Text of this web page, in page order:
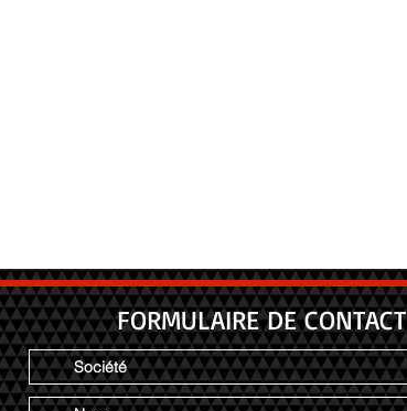
FORMULAIRE DE CONTACT